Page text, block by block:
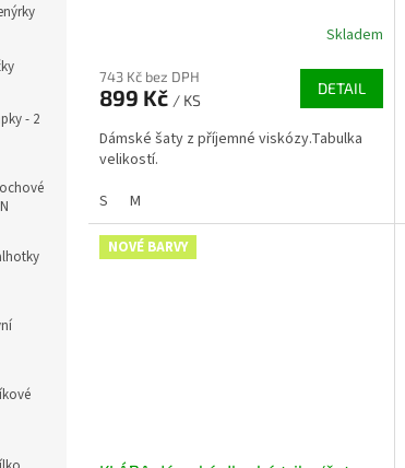
- 2
Skladem
743 Kč bez DPH
899 Kč / KS
DETAIL
Dámské šaty z příjemné viskózy.Tabulka
velikostí.
S
M
NOVÉ BARVY